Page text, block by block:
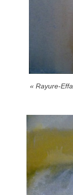
« Rayure-